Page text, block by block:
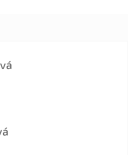
5 z 5 hvězdiček.
5 z 5 hvězdiček.